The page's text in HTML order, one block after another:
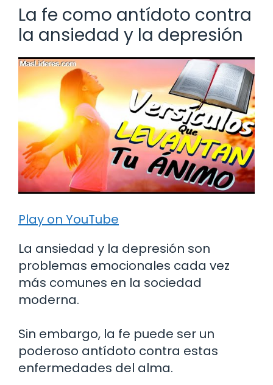
La fe como antídoto contra
la ansiedad y la depresión
Play on YouTube
La ansiedad y la depresión son
problemas emocionales cada vez
más comunes en la sociedad
moderna.
Sin embargo, la fe puede ser un
poderoso antídoto contra estas
enfermedades del alma.